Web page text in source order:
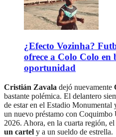
¿Efecto Vozinha?
ofrece a Colo Colo en
oportunidad
Cristián Zavala dejó nuevamente
bastante polémica. El delantero
de estar en el Estadio Monumental
un nuevo préstamo con Coquimbo
2026. Ahora, en la cuarta región, el
un cartel y a un sueldo de estrella.